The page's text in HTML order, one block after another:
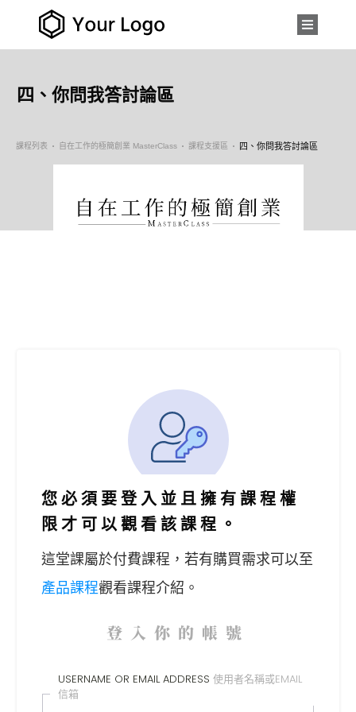
四、你問我答討論區
課程列表 自在工作的極簡創業 MasterClass 課程支援區 四、你問我答討論區
您必須要登入並且擁有課程權
限才可以觀看該課程。
這堂課屬於付費課程， 若有購買需求可以至
產品課程觀看課程介紹。
登入你的帳號
USERNAME OR EMAIL ADDRESS 使用者名稱或EMAIL
信箱